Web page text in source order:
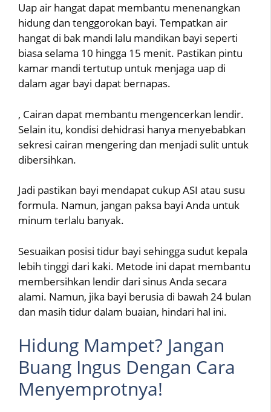
Uap air hangat dapat membantu menenangkan
hidung dan tenggorokan bayi. Tempatkan air
hangat di bak mandi lalu mandikan bayi seperti
biasa selama 10 hingga 15 menit. Pastikan pintu
kamar mandi tertutup untuk menjaga uap di
dalam agar bayi dapat bernapas.
, Cairan dapat membantu mengencerkan lendir.
Selain itu, kondisi dehidrasi hanya menyebabkan
sekresi cairan mengering dan menjadi sulit untuk
dibersihkan.
Jadi pastikan bayi mendapat cukup ASI atau susu
formula. Namun, jangan paksa bayi Anda untuk
minum terlalu banyak.
Sesuaikan posisi tidur bayi sehingga sudut kepala
lebih tinggi dari kaki. Metode ini dapat membantu
membersihkan lendir dari sinus Anda secara
alami. Namun, jika bayi berusia di bawah 24 bulan
dan masih tidur dalam buaian, hindari hal ini.
Hidung Mampet? Jangan
Buang Ingus Dengan Cara
Menyemprotnya!